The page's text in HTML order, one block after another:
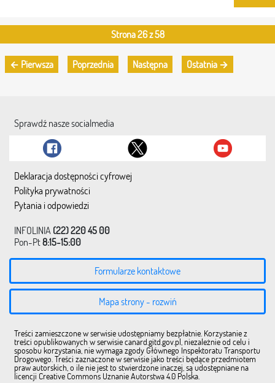
Strona 26 z 58
← Pierwsza Poprzednia Następna Ostatnia →
Sprawdź nasze socialmedia
Deklaracja dostępności cyfrowej
Polityka prywatności
Pytania i odpowiedzi
INFOLINIA (22) 220 45 00
Pon-Pt8:15-15:00
Formularze kontaktowe
Mapa strony - rozwiń
Treści zamieszczone w serwisie udostępniamy bezpłatnie. Korzystanie z
treści opublikowanych w serwisie canard.gitd.gov.pl, niezależnie od celu i
sposobu korzystania, nie wymaga zgody Głównego Inspektoratu Transportu
Drogowego. Treści zaznaczone w serwisie jako treści będące przedmiotem
praw autorskich, o ile nie jest to stwierdzone inaczej, są udostępniane na
licencji Creative Commons Uznanie Autorstwa 4.0 Polska.